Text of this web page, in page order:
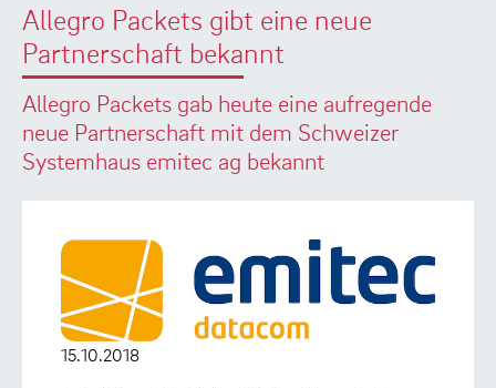
Allegro Packets gibt eine neue
Partnerschaft bekannt
Allegro Packets gab heute eine aufregende
neue Partnerschaft mit dem Schweizer
Systemhaus emitec ag bekannt
15.10.2018
Produktübersicht
Whitepaper
Case Studies
Videos
Support
Produkt-Handbuch
Training
Partner
Umweltschutz
Forschung und Lehre
Karriere